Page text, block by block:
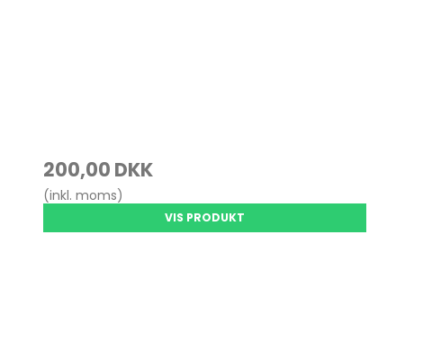
200,00 DKK
(inkl. moms)
VIS PRODUKT